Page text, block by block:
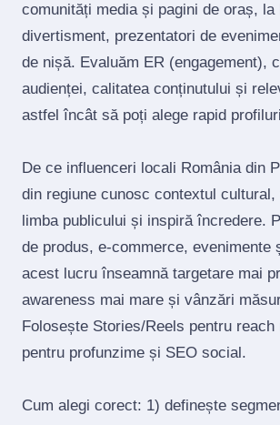
comunități media și pagini de oraș, la
divertisment, prezentatori de
de nișă. Evaluăm ER (engagement),
audienței, calitatea conținutului și
astfel încât să poți alege rapid
De ce influenceri locali România din
din regiune cunosc contextul
limba publicului și inspiră încredere.
de produs, e‑commerce, evenimente
acest lucru înseamnă targetare mai
awareness mai mare și vânzări
Folosește Stories/Reels pentru reach
pentru profunzime și SEO social.
Cum alegi corect: 1) definește